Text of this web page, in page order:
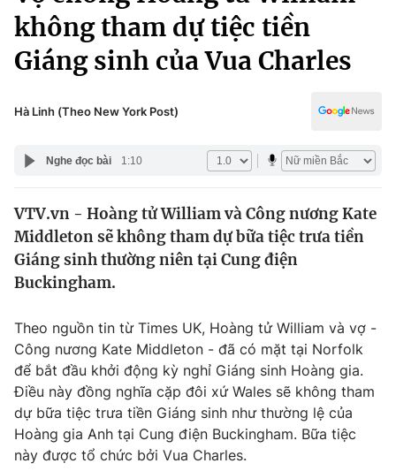
Chính trị
Xã hội
Pháp luật
Y tế
Thế giới
Tin tức
Thế giới đó đây
Câu chuyện quốc tế
Kinh tế
Thị trường
Góc doanh nghiệp
Dữ liệu và đời sống
Truyền hình
Phim VTV
Hậu trường
Giải trí
Điện ảnh
Thể thao
Truyền hình
Văn hóa - Giải trí
Y tế
Công nghệ
không tham dự tiệc tiền
Giáng sinh của Vua Charles
Hà Linh (Theo New York Post)
Nghe đọc bài 1:10
VTV.vn - Hoàng tử William và Công nương Kate
Middleton sẽ không tham dự bữa tiệc trưa tiền
Giáng sinh thường niên tại Cung điện
Buckingham.
Theo nguồn tin từ Times UK, Hoàng tử William và vợ -
Công nương Kate Middleton - đã có mặt tại Norfolk
để bắt đầu khởi động kỳ nghỉ Giáng sinh Hoàng gia.
Điều này đồng nghĩa cặp đôi xứ Wales sẽ không tham
dự bữa tiệc trưa tiền Giáng sinh như thường lệ của
Hoàng gia Anh tại Cung điện Buckingham. Bữa tiệc
này được tổ chức bởi Vua Charles.